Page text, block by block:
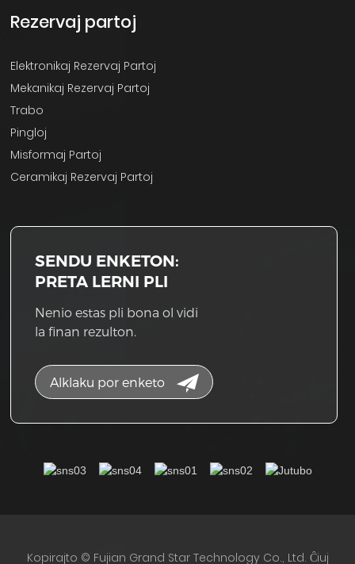
Rezervaj partoj
Elektronikaj Rezervaj Partoj
Mekanikaj Rezervaj Partoj
Trabo
Pingloj
Misformaj Partoj
Ceramikaj Rezervaj Partoj
SENDU ENKETON:
PRETA LERNI PLI
Nenio estas pli bona ol vidi
la finan rezulton.
Alklaku por enketo
Kopirajto © Fujian Grand Star Technology Co., Ltd. Ĉiuj